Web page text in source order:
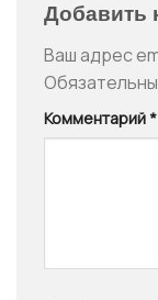
Добавить
Ваш адрес
Комментарий *